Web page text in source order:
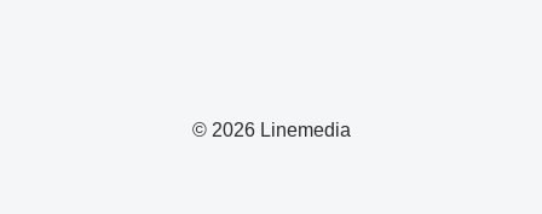
© 2026 Linemedia